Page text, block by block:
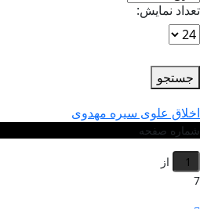
تعداد نمایش:
جستجو
اخلاق علوی سیره مهدوی
شماره صفحه
از
7